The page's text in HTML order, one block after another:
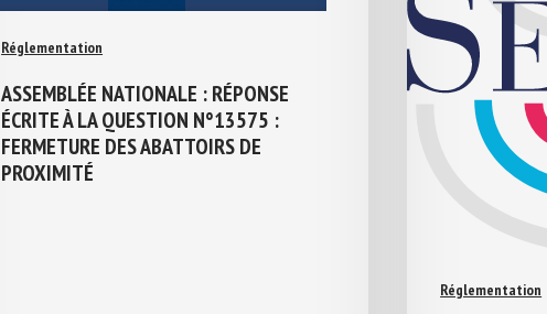
Réglementation
ASSEMBLÉE NATIONALE : RÉPONSE
ÉCRITE À LA QUESTION N°13575 :
FERMETURE DES ABATTOIRS DE
PROXIMITÉ
Réglementation